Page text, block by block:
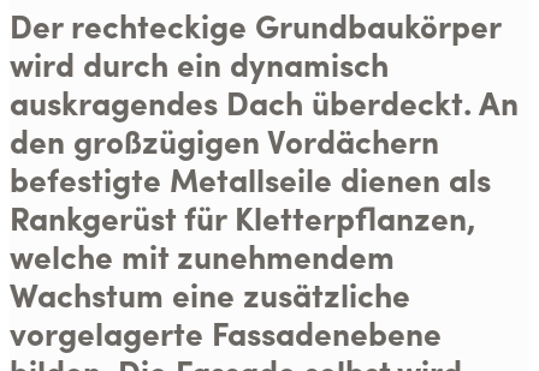
Der rechteckige Grundbaukörper
wird durch ein dynamisch
auskragendes Dach überdeckt. An
den großzügigen Vordächern
befestigte Metallseile dienen als
Rankgerüst für Kletterpflanzen,
welche mit zunehmendem
Wachstum eine zusätzliche
vorgelagerte Fassadenebene